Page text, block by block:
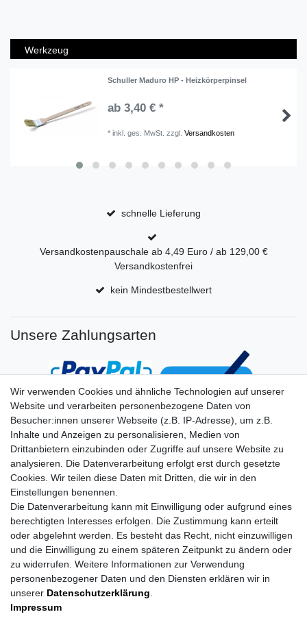
Werkzeug
Schuller Maduro HP - Heizkörperpinsel
ab 3,40 € *
*inkl. ges. MwSt. zzgl.Versandkosten
schnelle Lieferung
Versandkostenpauschale ab 4,49 Euro / ab 129,00 €
Versandkostenfrei
kein Mindestbestellwert
Unsere Zahlungsarten
Impressum
Wir verwenden Cookies und ähnliche Technologien auf unserer
Website und verarbeiten personenbezogene Daten von
Besucher:innen unserer Webseite (z.B. IP-Adresse), um z.B.
Inhalte und Anzeigen zu personalisieren, Medien von
Drittanbietern einzubinden oder Zugriffe auf unsere Website zu
analysieren. Die Datenverarbeitung erfolgt erst durch gesetzte
Cookies. Wir teilen diese Daten mit Dritten, die wir in den
Einstellungen benennen.
Die Datenverarbeitung kann mit Einwilligung oder aufgrund eines
berechtigten Interesses erfolgen. Die Zustimmung kann erteilt
oder abgelehnt werden. Es besteht das Recht, nicht einzuwilligen
und die Einwilligung zu einem späteren Zeitpunkt zu ändern oder
zu widerrufen. Weitere Informationen zur Verwendung
personenbezogener Daten und den Diensten erklären wir in
unserer Daten­schutz­erklärung
Impressum